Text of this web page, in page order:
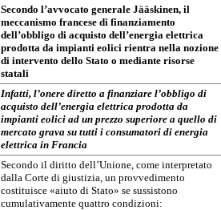
Secondo l’avvocato generale Jääskinen, il
meccanismo francese di finanziamento
dell’obbligo di acquisto dell’energia elettrica
prodotta da impianti eolici rientra nella nozione
di intervento dello Stato o mediante risorse
statali
Infatti, l’onere diretto a finanziare l’obbligo di
acquisto dell’energia elettrica prodotta da
impianti eolici ad un prezzo superiore a quello di
mercato grava su tutti i consumatori di energia
elettrica in Francia
Secondo il diritto dell’Unione, come interpretato
dalla Corte di giustizia, un provvedimento
costituisce «aiuto di Stato» se sussistono
cumulativamente quattro condizioni: